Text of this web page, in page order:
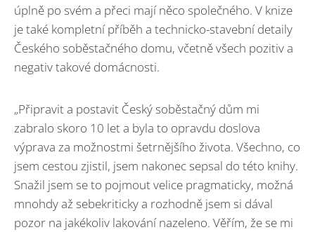
úplně po svém a přeci mají něco společného. V knize
je také kompletní příběh a technicko-stavební detaily
Českého soběstačného domu, včetně všech pozitiv a
negativ takové domácnosti.
„Připravit a postavit Český soběstačný dům mi
zabralo skoro 10 let a byla to opravdu doslova
výprava za možnostmi šetrnějšího života. Všechno, co
jsem cestou zjistil, jsem nakonec sepsal do této knihy.
Snažil jsem se to pojmout velice pragmaticky, možná
mnohdy až sebekriticky a rozhodně jsem si dával
pozor na jakékoliv lakování nazeleno. Věřím, že se mi